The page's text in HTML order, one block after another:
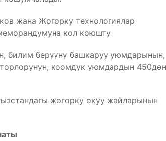
жана Жогорку технологиялар
кол коюшту.
билим берүүнү башкаруу уюмдарынын,
коомдук уюмдардын 450дөн
жогорку окуу жайларынын